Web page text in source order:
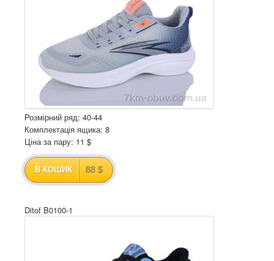
Розмірний ряд: 40-44
Комплектація ящика: 8
Ціна за пару: 11 $
В КОШИК 88 $
Ditof B0100-1